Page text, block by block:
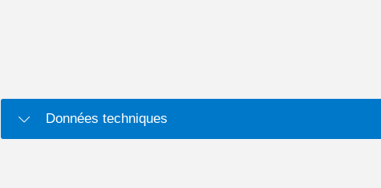
Données techniques